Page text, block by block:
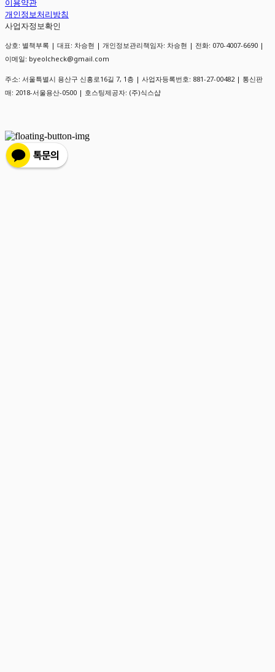
이용약관
개인정보처리방침
사업자정보확인
상호: 별책부록 | 대표: 차승현 | 개인정보관리책임자: 차승현 | 전화: 070-4007-6690 |
이메일: byeolcheck@gmail.com
주소: 서울특별시 용산구 신흥로16길 7, 1층 | 사업자등록번호: 881-27-00482 | 통신판
매: 2018-서울용산-0500 | 호스팅제공자: (주)식스샵